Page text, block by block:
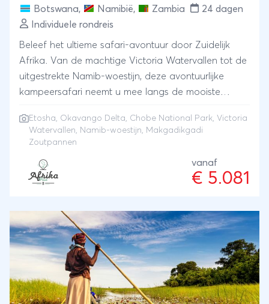
Botswana, Namibië, Zambia
24 dagen
Individuele rondreis
Beleef het ultieme safari-avontuur door Zuidelijk
Afrika. Van de machtige Victoria Watervallen tot de
uitgestrekte Namib-woestijn, deze avontuurlijke
kampeersafari neemt u mee langs de mooiste
Spot de Big Five in Etosha en Chobe National Park,
trek per mokoro diep de Okavango Delta in en
Zoutpannen. Overnacht midden in de wildernis,
onder een adembenemende sterrenhemel, en geniet
wildparken van Afrika.
Etosha, Okavango Delta, Chobe National Park, Victoria
Watervallen, Namib-woestijn, Makgadikgadi
Zoutpannen
vanaf
€ 5.081